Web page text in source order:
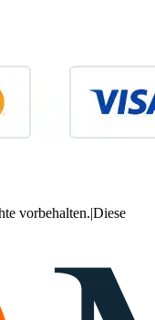
vorbehalten.|Diese